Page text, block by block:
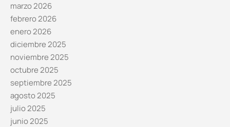
marzo 2026
febrero 2026
enero 2026
diciembre 2025
noviembre 2025
octubre 2025
septiembre 2025
agosto 2025
julio 2025
junio 2025